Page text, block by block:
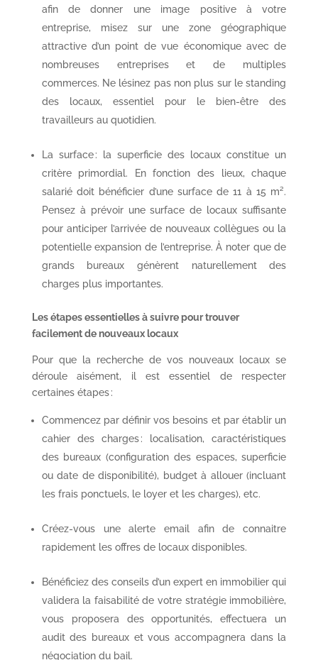
afin de donner une image positive à votre
entreprise, misez sur une zone géographique
attractive d’un point de vue économique avec de
nombreuses entreprises et de multiples
commerces. Ne lésinez pas non plus sur le standing
des locaux, essentiel pour le bien-être des
travailleurs au quotidien.
La surface : la superficie des locaux constitue un
critère primordial. En fonction des lieux, chaque
salarié doit bénéficier d’une surface de 11 à 15 m².
Pensez à prévoir une surface de locaux suffisante
pour anticiper l’arrivée de nouveaux collègues ou la
potentielle expansion de l’entreprise. À noter que de
grands bureaux génèrent naturellement des
charges plus importantes.
Les étapes essentielles à suivre pour trouver
facilement de nouveaux locaux
Pour que la recherche de vos nouveaux locaux se
déroule aisément, il est essentiel de respecter
certaines étapes :
Commencez par définir vos besoins et par établir un
cahier des charges : localisation, caractéristiques
des bureaux (configuration des espaces, superficie
ou date de disponibilité), budget à allouer (incluant
les frais ponctuels, le loyer et les charges), etc.
Créez-vous une alerte email afin de connaitre
rapidement les offres de locaux disponibles.
Bénéficiez des conseils d’un expert en immobilier qui
validera la faisabilité de votre stratégie immobilière,
vous proposera des opportunités, effectuera un
audit des bureaux et vous accompagnera dans la
négociation du bail.